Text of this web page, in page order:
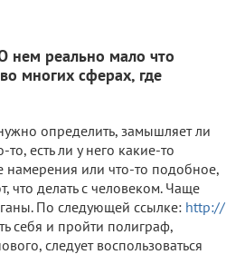
нем реально мало что
многих сферах, где
определить, замышляет ли
то, есть ли у него какие-то
намерения или что-то подобное,
что делать с человеком. Чаще
По следующей ссылке: http://
себя и пройти полиграф,
следует воспользоваться